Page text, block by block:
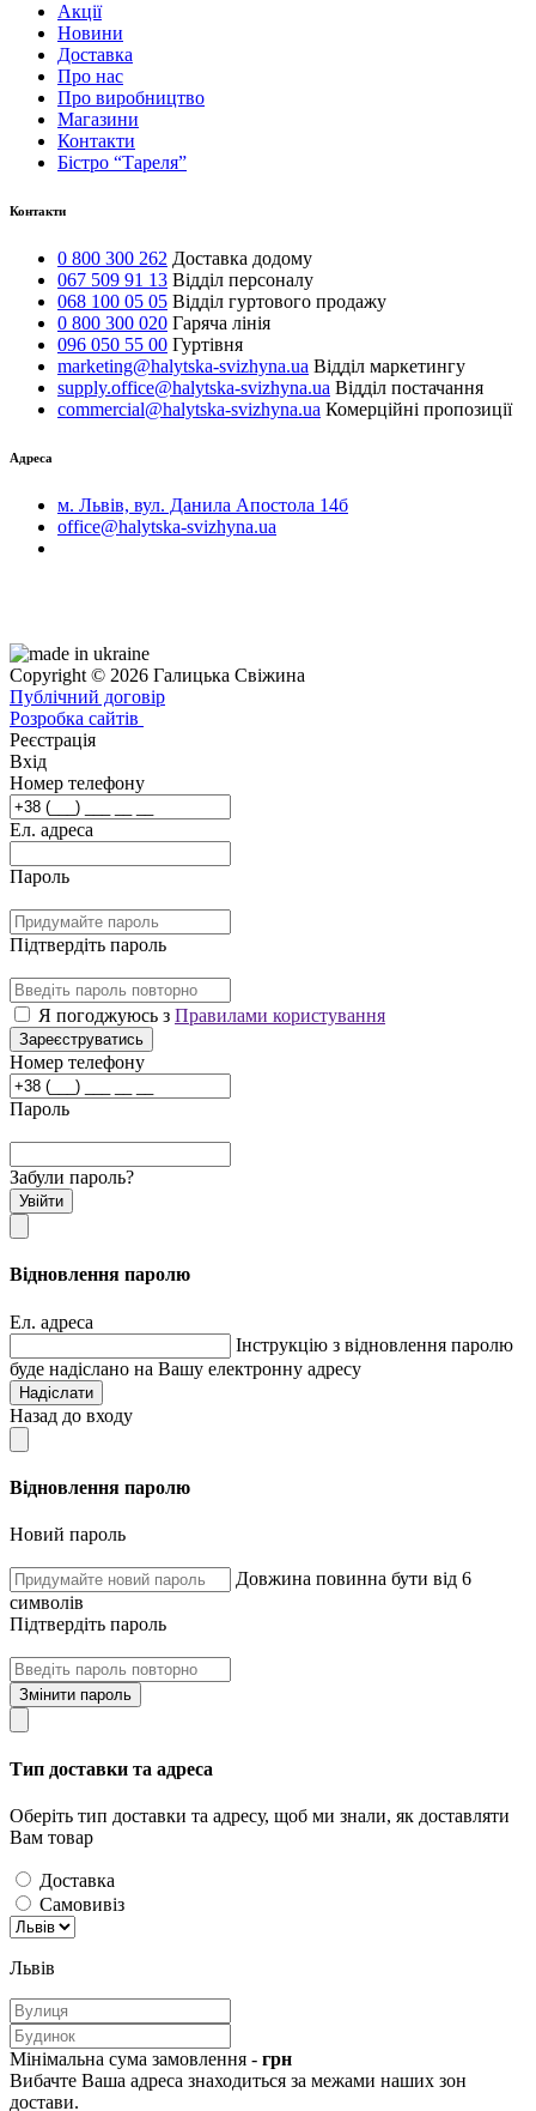
Акції
Новини
Доставка
Про нас
Про виробництво
Магазини
Контакти
Бістро “Тареля”
Контакти
0 800 300 262 Доставка додому
067 509 91 13 Відділ персоналу
068 100 05 05 Відділ гуртового продажу
0 800 300 020 Гаряча лінія
096 050 55 00 Гуртівня
marketing@halytska-svizhyna.ua Відділ маркетингу
supply.office@halytska-svizhyna.ua Відділ постачання
commercial@halytska-svizhyna.ua Комерційні пропозиції
Адреса
м. Львів, вул. Данила Апостола 14б
office@halytska-svizhyna.ua
Copyright © 2026 Галицька Свіжина
Публічний договір
Розробка сайтів
Реєстрація
Вхід
Номер телефону
Ел. адреса
Пароль
Підтвердіть пароль
Я погоджуюсь з Правилами користування
Зареєструватись
Номер телефону
Пароль
Забули пароль?
Увійти
Відновлення паролю
Ел. адреса
Інструкцію з відновлення паролю
буде надіслано на Вашу електронну адресу
Надіслати
Назад до входу
Відновлення паролю
Новий пароль
Довжина повинна бути від 6
символів
Підтвердіть пароль
Змінити пароль
Тип доставки та адреса
Оберіть тип доставки та адресу, щоб ми знали, як доставляти
Вам товар
Доставка
Самовивіз
Львів
Мінімальна сума замовлення - грн
Вибачте Ваша адреса знаходиться за межами наших зон
достави.